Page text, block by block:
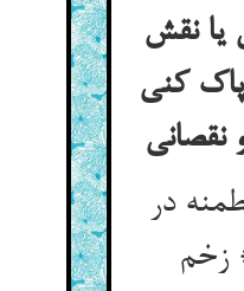
یا نقش
کنی
در